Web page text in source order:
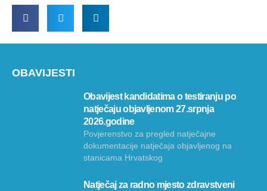
OBAVIJESTI
Obavijest kandidatima o testiranju po
natječaju objavljenom 27.srpnja
2026.godine
Povjerenstvo za pregled natječajne
dokumentacije natječaja objavljenog na
stanicama Hrvatskog
Natječaj za radno mjesto zdravstveni